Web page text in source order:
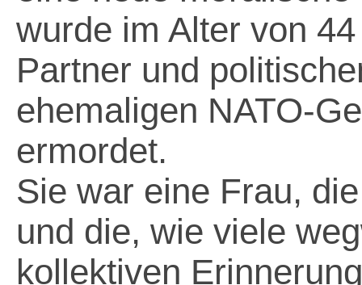
wurde im Alter von
Partner und
ehemaligen NATO-
ermordet.
Sie war eine Frau,
und die, wie viele
kollektiven